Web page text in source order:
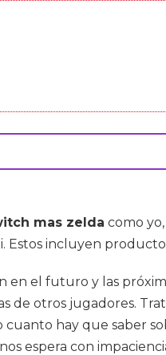
mas zelda como
Estos incluyen
en el futuro y las
de otros jugadores.
hay que saber
espera con